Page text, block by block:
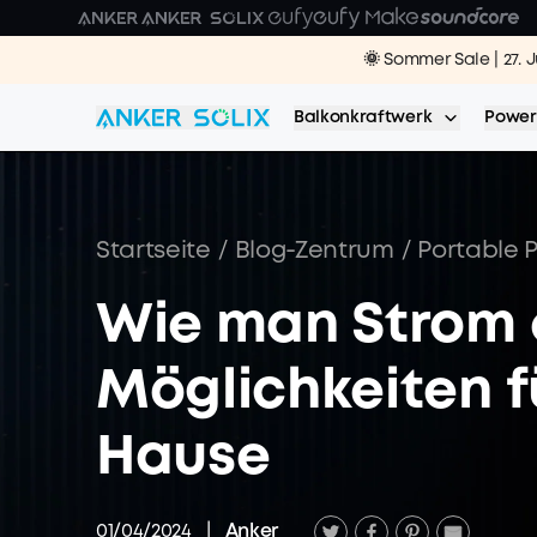
Skip to main content
NEU | Anker
🔥
🌞 Sommer Sale |
NEU｜
Balkonkraftwerk
Startseite / Blog-Zentrum / Portable
Wie man Strom
Möglichkeiten
Hause
01/04/2024 Anker